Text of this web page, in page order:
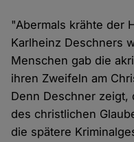
"Abermals krähte der
Karlheinz Deschners
Menschen gab die
ihren Zweifeln am
Denn Deschner zeigt,
des christlichen
die spätere